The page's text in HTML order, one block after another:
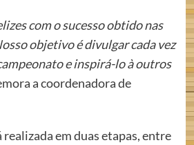
com o sucesso obtido nas
objetivo é divulgar cada vez
e inspirá-lo à outros
a coordenadora de
em duas etapas, entre